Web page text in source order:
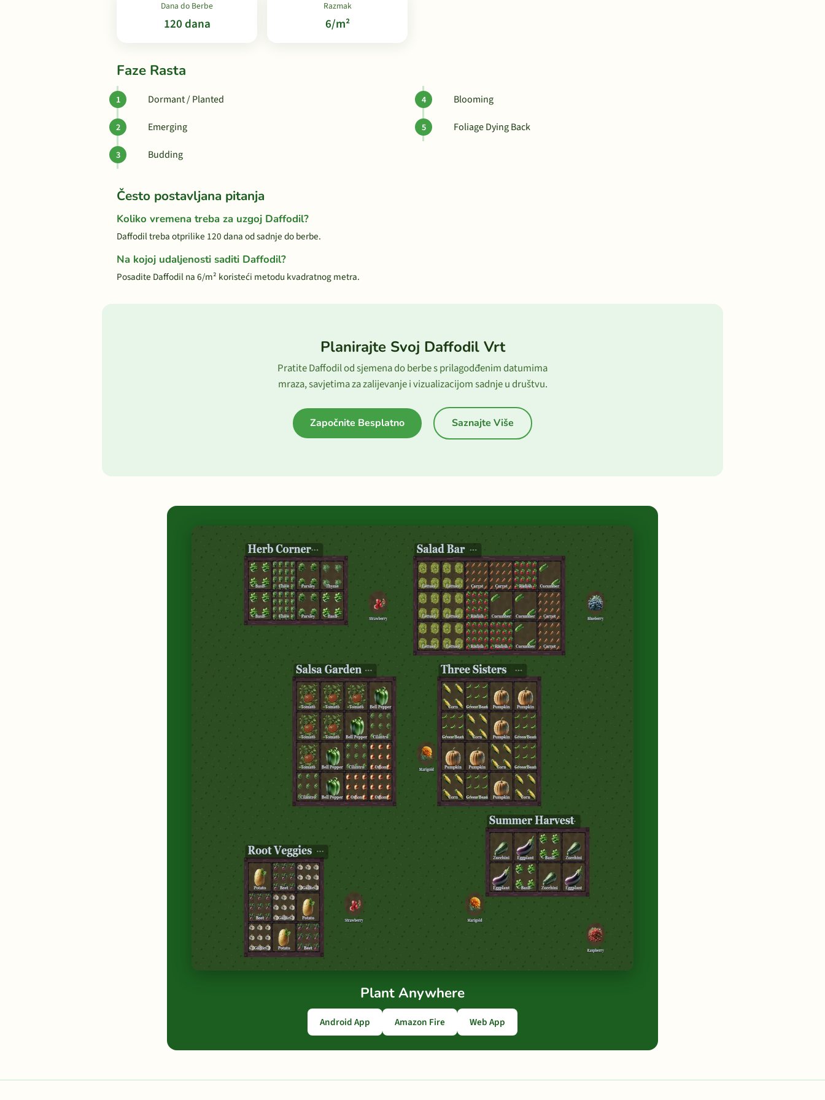
Dana do Berbe
120 dana
Razmak
6/m²
Faze Rasta
Dormant / Planted
Emerging
Budding
Blooming
Foliage Dying Back
Često postavljana pitanja
Koliko vremena treba za uzgoj Daffodil?
Daffodil treba otprilike 120 dana od sadnje do berbe.
Na kojoj udaljenosti saditi Daffodil?
Posadite Daffodil na 6/m² koristeći metodu kvadratnog metra.
Planirajte Svoj Daffodil Vrt
Pratite Daffodil od sjemena do berbe s prilagodđenim datumima
mraza, savjetima za zalijevanje i vizualizacijom sadnje u društvu.
Započnite Besplatno Saznajte Više
Plant Anywhere
Android App Amazon Fire Web App